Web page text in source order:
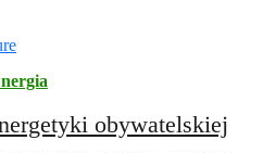
obywatelskiej